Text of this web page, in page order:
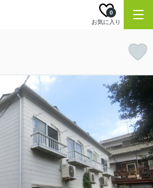
お気に入り
0